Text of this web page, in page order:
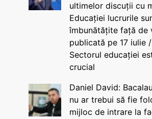
ultimelor discuții cu
Educației lucrurile
îmbunătățite față de
publicată pe 17 iulie /
Sectorul educației
crucial
Daniel David:
nu ar trebui să fie
mijloc de intrare la